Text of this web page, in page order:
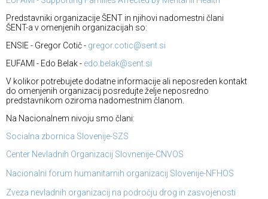
Predstavniki organizacije ŠENT in njihovi nadomestni člani
ŠENT-a v omenjenih organizacijah so:
ENSIE - Gregor Cotič - gregor.cotic@sent.si
EUFAMI - Edo Belak - edo.belak@sent.si
V kolikor potrebujete dodatne informacije ali neposreden kontakt
do omenjenih organizacij posredujte želje neposredno
predstavnikom oziroma nadomestnim članom.
Na Nacionalnem nivoju smo člani:
Socialna zbornica Slovenije-SZS
Center Nevladnih Organizacij Slovnenije-CNVOS
Nacionalni forum humanitarnih organizacij Slovenije-NFHOS
Zveza nevladnih organizacij na področju drog in zasvojenosti